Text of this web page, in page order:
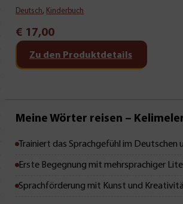
Deutsch, Kinderbuch
€ 17,00
Zu den Produktdetails
Meine Wörter reisen –
Trainiert das Sprachgefühl im Deutschen
Erste Begegnung mit mehrsprachiger
Sprachförderung mit Kunst und